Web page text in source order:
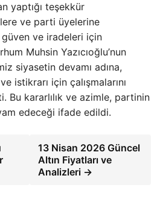
yaptığı teşekkür
ve parti üyelerine
ve iradeleri için
Muhsin Yazıcıoğlu’nun
siyasetin devamı adına,
istikrarı için çalışmalarını
Bu kararlılık ve azimle, partinin
edeceği ifade edildi.
13 Nisan 2026 Güncel
Altın Fiyatları ve
Analizleri →